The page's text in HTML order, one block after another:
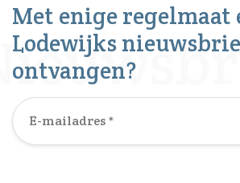
Met enige regelmaat
Lodewijks
ontvangen?